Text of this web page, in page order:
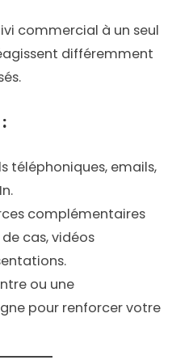
commercial à un seul
différemment
téléphoniques, emails,
complémentaires
cas, vidéos
ou une
pour renforcer votre